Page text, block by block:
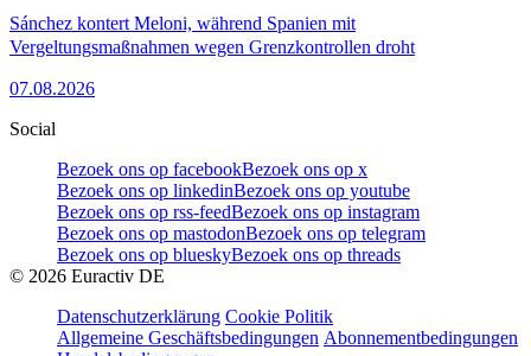
Sánchez kontert Meloni, während Spanien mit
Vergeltungsmaßnahmen wegen Grenzkontrollen droht
07.08.2026
Social
Bezoek ons op facebookBezoek ons op x
Bezoek ons op linkedinBezoek ons op youtube
Bezoek ons op rss-feedBezoek ons op instagram
Bezoek ons op mastodonBezoek ons op telegram
Bezoek ons op blueskyBezoek ons op threads
© 2026 Euractiv DE
Datenschutzerklärung Cookie Politik
Allgemeine Geschäftsbedingungen Abonnementbedingungen